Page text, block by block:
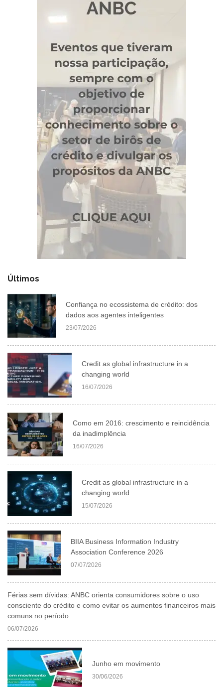
Últimos
Confiança no ecossistema de crédito: dos
dados aos agentes inteligentes
23/07/2026
Credit as global infrastructure in a
changing world
16/07/2026
Como em 2016: crescimento e reincidência
da inadimplência
16/07/2026
Credit as global infrastructure in a
changing world
15/07/2026
BIIA Business Information Industry
Association Conference 2026
07/07/2026
Férias sem dívidas: ANBC orienta consumidores sobre o uso
consciente do crédito e como evitar os aumentos financeiros mais
comuns no período
06/07/2026
Junho em movimento
30/06/2026